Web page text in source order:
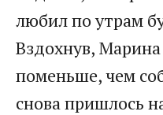
любил по утрам
Вздохнув, Марина
поменьше, чем
снова пришлось